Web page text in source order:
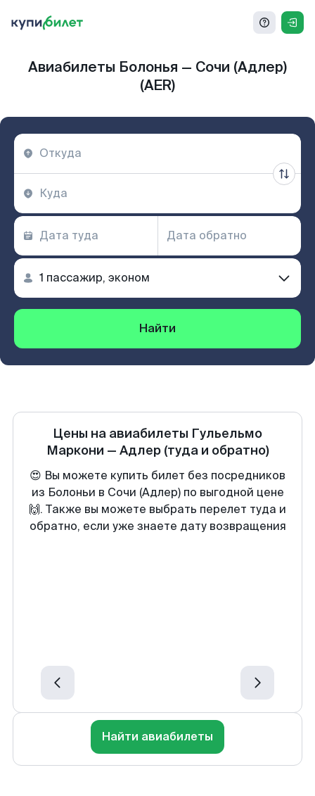
Авиабилеты Болонья — Сочи (Адлер)
(AER)
Найти
Цены на авиабилеты Гульельмо
Маркони — Адлер (туда и обратно)
😍 Вы можете купить билет без посредников
из Болоньи в Сочи (Адлер) по выгодной цене
🙌. Также вы можете выбрать перелет туда и
обратно, если уже знаете дату возвращения
Найти авиабилеты